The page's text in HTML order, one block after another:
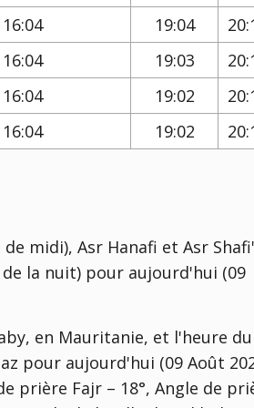
16:04 19:04
16:04 19:03
16:04 19:02
16:04 19:02
midi), Asr Hanafi et Asr
la nuit) pour aujourd'hui (09
en Mauritanie, et l'heure du
pour aujourd'hui (09 Août
prière Fajr – 18°, Angle de